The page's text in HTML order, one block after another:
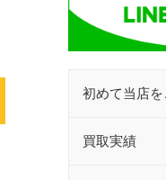
初めて当店
買取実績